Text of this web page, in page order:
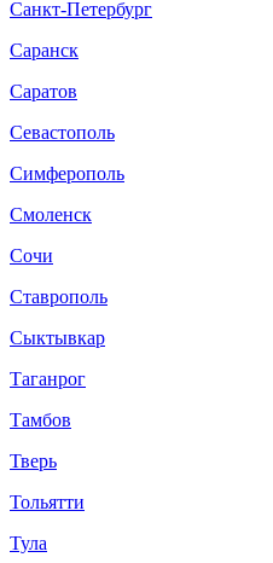
Санкт-Петербург
Саранск
Саратов
Севастополь
Симферополь
Смоленск
Сочи
Ставрополь
Сыктывкар
Таганрог
Тамбов
Тверь
Тольятти
Тула